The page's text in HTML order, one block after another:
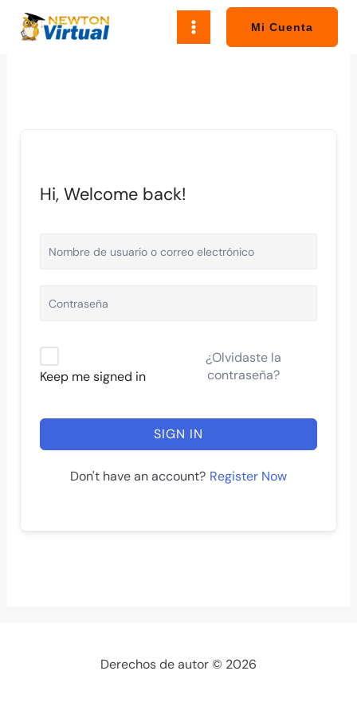
Mi Cuenta
Hi, Welcome back!
Keep me signed in
¿Olvidaste la
contraseña?
SIGN IN
Don't have an account? Register Now
Derechos de autor © 2026